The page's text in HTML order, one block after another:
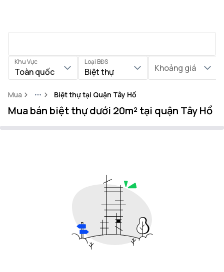
Khu Vực
Toàn quốc
Loại BĐS
Biệt thự Khoảng giá
Mua MoreBiệt thự tại Quận Tây Hồ
Mua bán biệt thự dưới 20m² tại quận Tây Hồ